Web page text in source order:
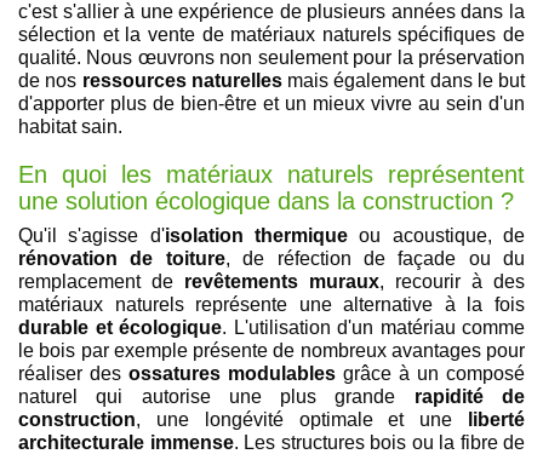
c'est s'allier à une expérience de plusieurs années dans la
sélection et la vente de matériaux naturels spécifiques de
qualité. Nous œuvrons non seulement pour la préservation
de nos ressources naturellesmais également dans le but
d'apporter plus de bien-être et un mieux vivre au sein d'un
habitat sain.
En quoi les matériaux naturels représentent
une solution écologique dans la construction ?
Qu'il s'agisse d'isolation thermique ou acoustique, de
rénovation de toiture, de réfection de façade ou du
remplacement de revêtements muraux, recourir à des
matériaux naturels représente une alternative à la fois
durable et écologique. L'utilisation d'un matériau comme
le bois par exemple présente de nombreux avantages pour
réaliser des ossatures modulables grâce à un composé
naturel qui autorise une plus grande rapidité de
construction, une longévité optimale et une
liberté
architecturale immense. Les structures bois ou la fibre de